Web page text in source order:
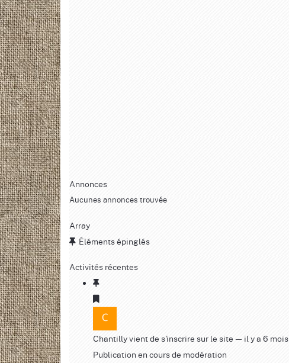
Annonces
Aucunes annonces trouvée
Array
Éléments épinglés
Activités récentes
Chantillyvient de s'inscrire sur le site — il y a 6 mois
Publication en cours de modération